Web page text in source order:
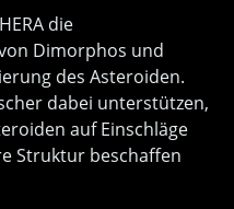
die
Dimorphos und
des Asteroiden.
dabei unterstützen,
auf Einschläge
Struktur beschaffen